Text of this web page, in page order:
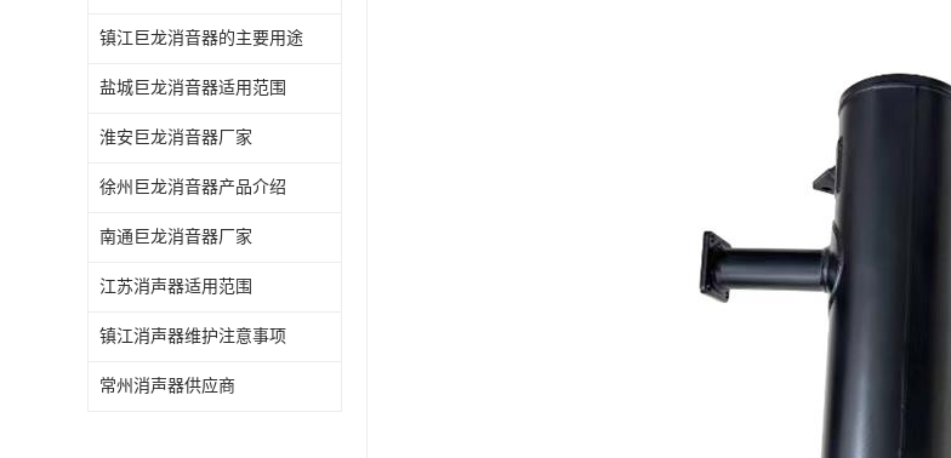
镇江巨龙消音器的主要用途
盐城巨龙消音器适用范围
淮安巨龙消音器厂家
徐州巨龙消音器产品介绍
南通巨龙消音器厂家
江苏消声器适用范围
镇江消声器维护注意事项
常州消声器供应商